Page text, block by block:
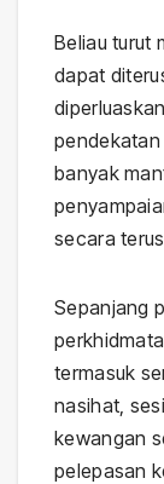
Beliau turut
dapat
pendekatan
banyak
secara
Sepanjang
termasuk
nasihat,
kewangan
pelepasan